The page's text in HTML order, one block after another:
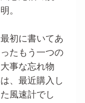
明。
最初に書いてあ
ったもう一つの
大事な忘れ物
は、最近購入し
た風速計でし